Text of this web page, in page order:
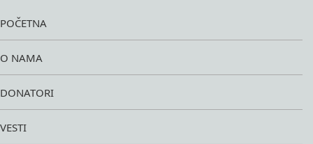
POČETNA
O NAMA
DONATORI
VESTI